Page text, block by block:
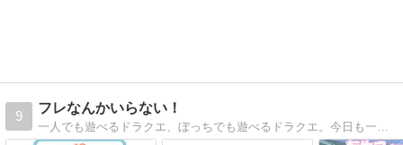
9
フレなんかいらない！
一人でも遊べるドラクエ、ぼっちでも遊べるドラクエ。今日も一人楽しくアストルティアを冒険中！